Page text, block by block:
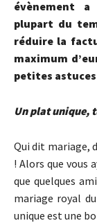
évènement
plupart du
réduire la
maximum
petites
Un plat unique,
Qui dit mariage,
! Alors que vous
que quelques
mariage royal
unique est une